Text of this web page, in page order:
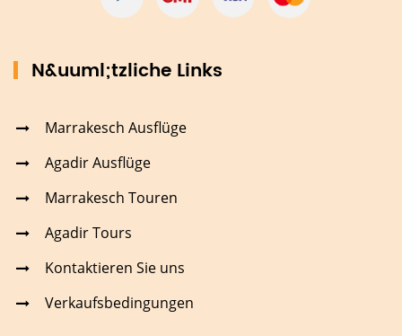
N&uuml;tzliche Links
Marrakesch Ausflüge
Agadir Ausflüge
Marrakesch Touren
Agadir Tours
Kontaktieren Sie uns
Verkaufsbedingungen